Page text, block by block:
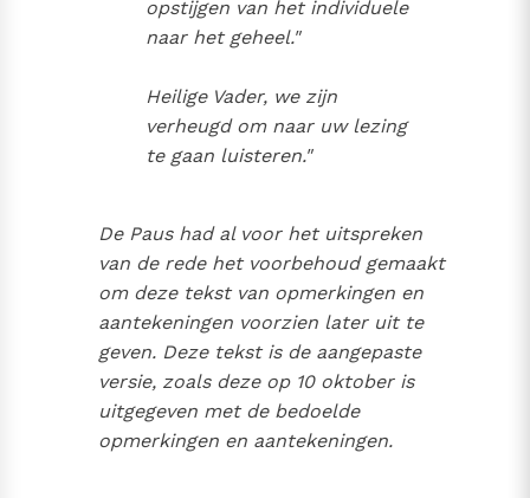
opstijgen van het individuele
naar het geheel."
Heilige Vader, we zijn
verheugd om naar uw lezing
te gaan luisteren."
De Paus had al voor het uitspreken
van de rede het voorbehoud gemaakt
om deze tekst van opmerkingen en
aantekeningen voorzien later uit te
geven. Deze tekst is de aangepaste
versie, zoals deze op 10 oktober is
uitgegeven met de bedoelde
opmerkingen en aantekeningen.